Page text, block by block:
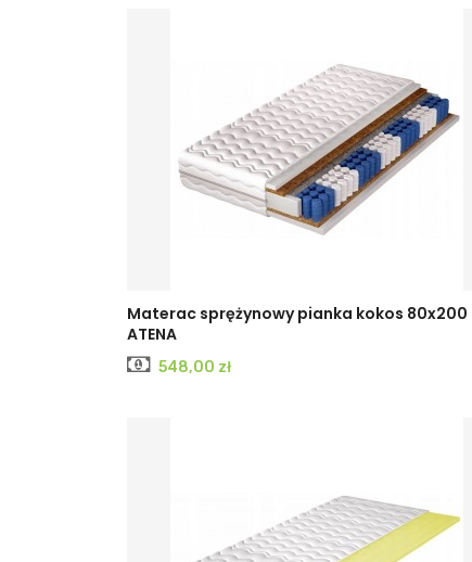
Materac sprężynowy pianka kokos 80x200
ATENA
Cena
548,00 zł